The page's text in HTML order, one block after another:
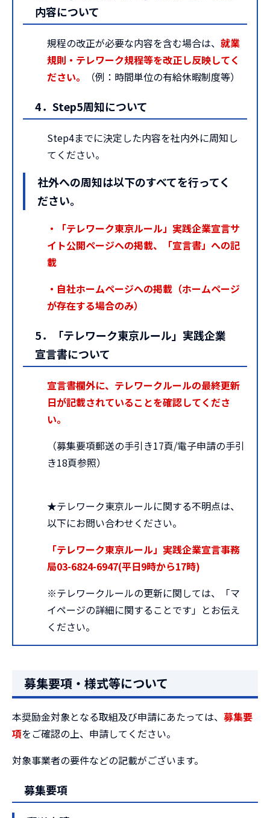
内容について
規程の改正が必要な内容を含む場合は、 就業
規則・テレワーク規程等を改正し反映してく
ださい。
（例：時間単位の有給休暇制度等）
4．Step5周知について
Step4までに決定した内容を社内外に周知し
てください。
社外への周知は以下のすべてを行ってく
ださい。
・「テレワーク東京ルール」実践企業宣言サ
イト公開ページへの掲載、「宣言書」への記
載
・自社ホームページへの掲載（ホームページ
が存在する場合のみ）
5．「テレワーク東京ルール」実践企業
宣言書について
宣言書欄外に、テレワークルールの最終更新
日が記載されていることを確認してくださ
い。
（募集要項郵送の手引き17頁/電子申請の手引
き18頁参照）
★テレワーク東京ルールに関する不明点は、
以下にお問い合わせください。
「テレワーク東京ルール」実践企業宣言事務
局03-6824-6947(平日9時から17時)
※テレワークルールの更新に関しては、「マ
イページの詳細に関することです」とお伝え
ください。
募集要項・様式等について
本奨励金対象となる取組及び申請にあたっては、 募集要
項をご確認の上、申請してください。
対象事業者の要件などの記載がございます。
募集要項